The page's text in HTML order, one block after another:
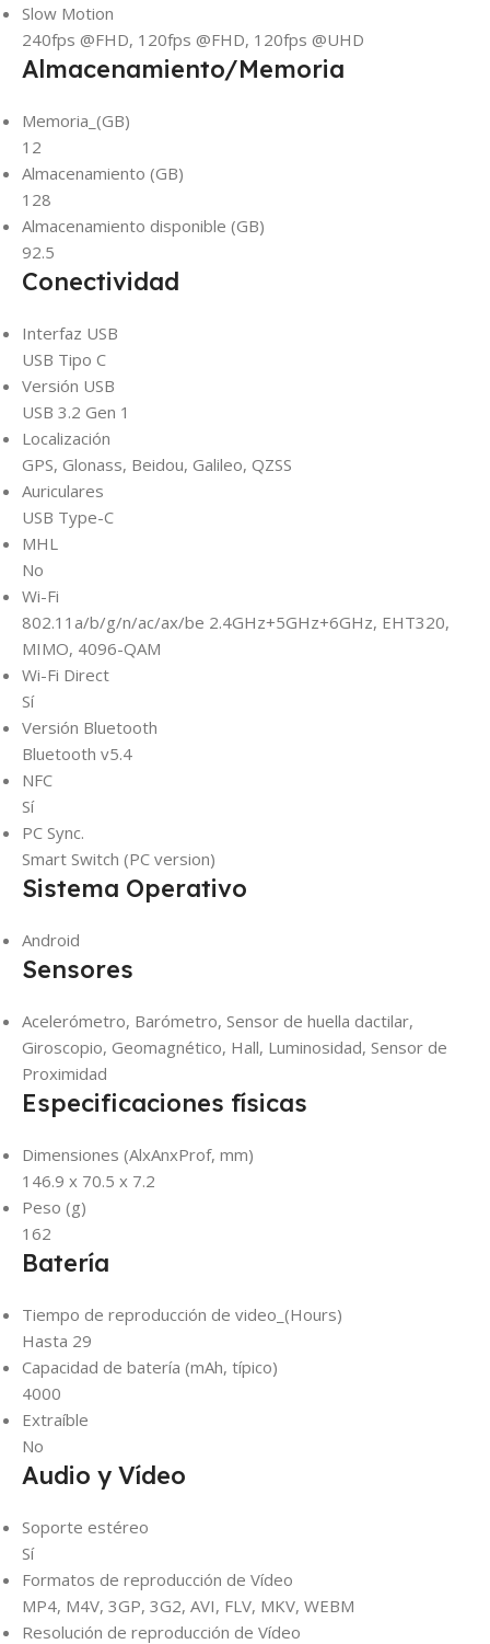
Slow Motion
240fps @FHD, 120fps @FHD, 120fps @UHD
Almacenamiento/Memoria
Memoria_(GB)
12
Almacenamiento (GB)
128
Almacenamiento disponible (GB)
92.5
Conectividad
Interfaz USB
USB Tipo C
Versión USB
USB 3.2 Gen 1
Localización
GPS, Glonass, Beidou, Galileo, QZSS
Auriculares
USB Type-C
MHL
No
Wi-Fi
802.11a/b/g/n/ac/ax/be 2.4GHz+5GHz+6GHz, EHT320,
MIMO, 4096-QAM
Wi-Fi Direct
Sí
Versión Bluetooth
Bluetooth v5.4
NFC
Sí
PC Sync.
Smart Switch (PC version)
Sistema Operativo
Android
Sensores
Acelerómetro, Barómetro, Sensor de huella dactilar,
Giroscopio, Geomagnético, Hall, Luminosidad, Sensor de
Proximidad
Especificaciones físicas
Dimensiones (AlxAnxProf, mm)
146.9 x 70.5 x 7.2
Peso (g)
162
Batería
Tiempo de reproducción de video_(Hours)
Hasta 29
Capacidad de batería (mAh, típico)
4000
Extraíble
No
Audio y Vídeo
Soporte estéreo
Sí
Formatos de reproducción de Vídeo
MP4, M4V, 3GP, 3G2, AVI, FLV, MKV, WEBM
Resolución de reproducción de Vídeo